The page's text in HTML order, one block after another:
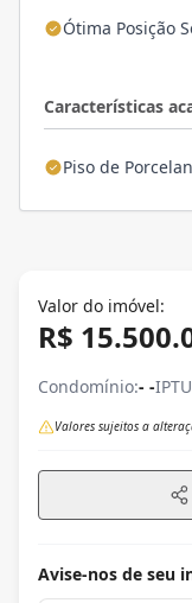
Ótima Posição
Características
Piso de
Valor do imóvel:
R$
Condomínio:- -
Valores sujeitos a
Avise-nos de seu